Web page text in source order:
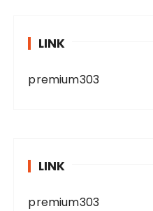
LINK
premium303
LINK
premium303